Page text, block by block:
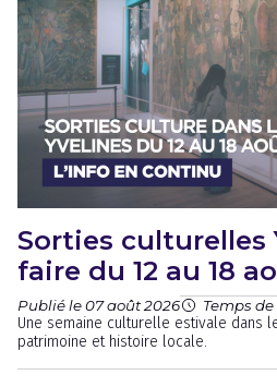
Sorties culturelles
faire du 12 au 18
Publié le 07 août 2026 Temps
Une semaine culturelle estivale dans
patrimoine et histoire locale.